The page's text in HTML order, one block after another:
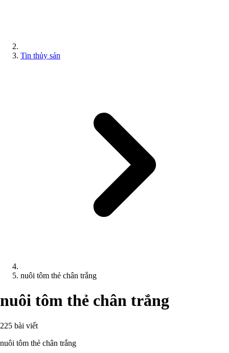
Tin thủy sản
nuôi tôm thẻ chân trắng
nuôi tôm thẻ chân trắng
225 bài viết
nuôi tôm thẻ chân trắng